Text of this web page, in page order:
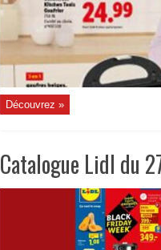
Découvrez »
Catalogue Lidl du